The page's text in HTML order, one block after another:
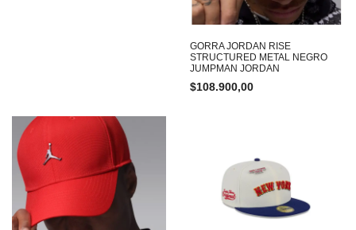
GORRA JORDAN RISE
STRUCTURED METAL NEGRO
JUMPMAN JORDAN
$108.900,00